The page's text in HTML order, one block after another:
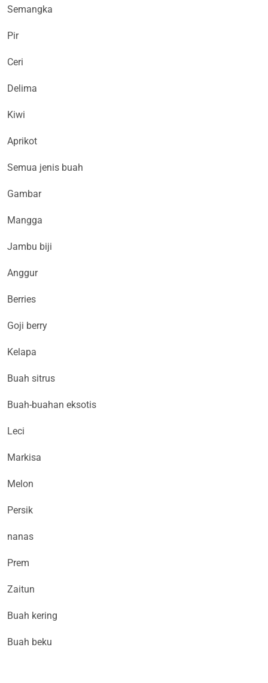
Semangka
Pir
Ceri
Delima
Kiwi
Aprikot
Semua jenis buah
Gambar
Mangga
Jambu biji
Anggur
Berries
Goji berry
Kelapa
Buah sitrus
Buah-buahan eksotis
Leci
Markisa
Melon
Persik
nanas
Prem
Zaitun
Buah kering
Buah beku